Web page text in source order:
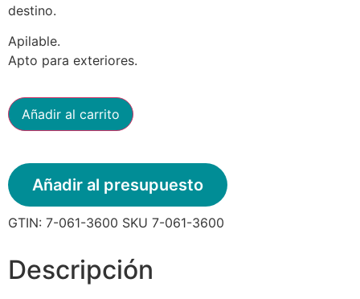
destino.
Apilable.
Apto para exteriores.
Añadir al carrito
Añadir al presupuesto
GTIN: 7-061-3600 SKU 7-061-3600
Descripción